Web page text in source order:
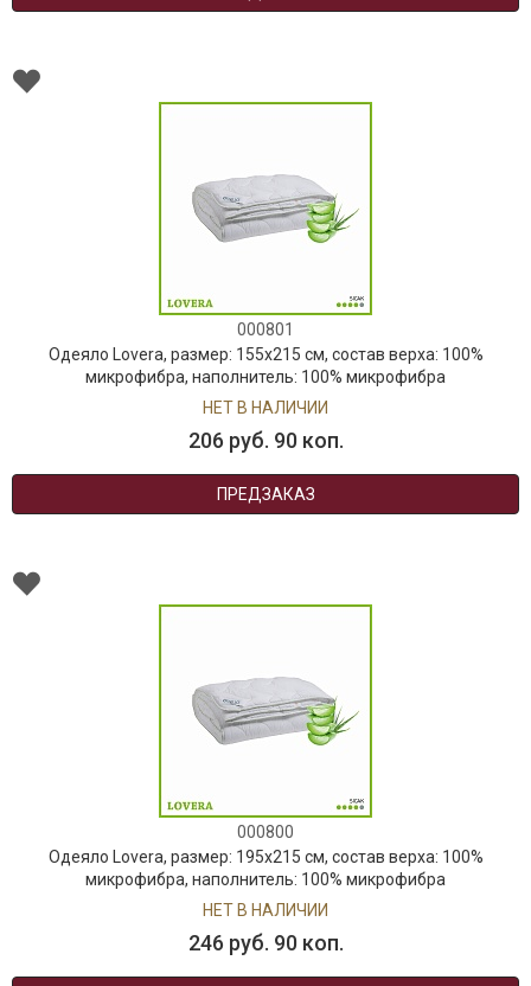
000801
Одеяло Lovera, размер: 155х215 см, состав верха: 100%
микрофибра, наполнитель: 100% микрофибра
НЕТ В НАЛИЧИИ
206 руб. 90 коп.
ПРЕДЗАКАЗ
000800
Одеяло Lovera, размер: 195х215 см, состав верха: 100%
микрофибра, наполнитель: 100% микрофибра
НЕТ В НАЛИЧИИ
246 руб. 90 коп.